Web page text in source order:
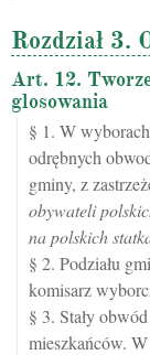
Rozdział 3.
Art. 12.
glosowania
§ 1. W
odrębnych
gminy, z
obywateli
na polskich
§ 2. Podziału
komisarz
§ 3. Stały
mieszkańców.